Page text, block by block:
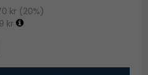
kr (20%)
kr